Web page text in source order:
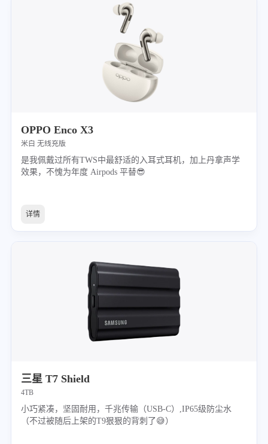
OPPO Enco X3
米白 无线充版
是我佩戴过所有TWS中最舒适的入耳式耳机，加上丹拿声学
效果，不愧为年度 Airpods 平替😎
详情
三星 T7 Shield
4TB
小巧紧凑，坚固耐用，千兆传输（USB-C）,IP65级防尘水
（不过被随后上架的T9狠狠的背刺了😅）